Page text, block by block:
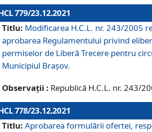
779/23.12.2021
Titlu: Modificarea H.C.L. nr. 243/2005
aprobarea Regulamentului privind
permiselor de Liberă Trecere pentru
Municipiul Braşov.
Observații : Republică H.C.L. nr. 243/
778/23.12.2021
Titlu: Aprobarea formulării ofertei,